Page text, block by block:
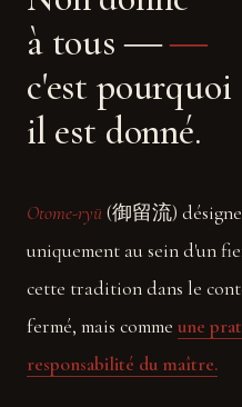
à tous ――
c'est pourquoi
il est donné.
Otome-ryū (御留流)
uniquement au sein d'un
cette tradition dans le
fermé, mais comme une
responsabilité du maître.